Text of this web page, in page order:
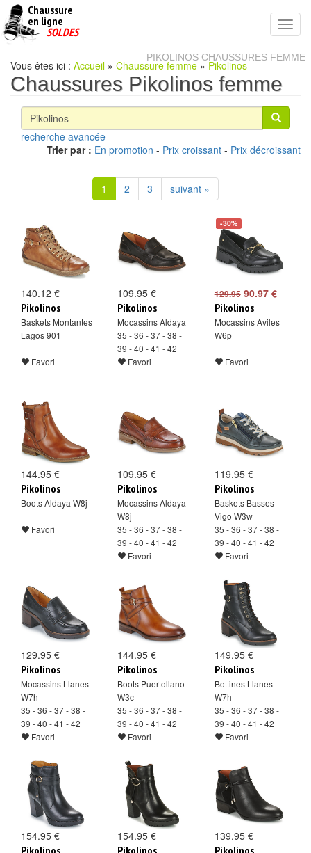
Chaussure
en ligne
pas
SOLDES
PIKOLINOS CHAUSSURES FEMME
Vous êtes ici : Accueil » Chaussure femme » Pikolinos
Chaussures Pikolinos femme
recherche avancée
Trier par : En promotion - Prix croissant - Prix décroissant
1 2 3 suivant »
140.12 €
Pikolinos
Baskets Montantes
Lagos 901
Favori
109.95 €
Pikolinos
Mocassins Aldaya
35 - 36 - 37 - 38 -
39 - 40 - 41 - 42
Favori
-30%
129.9590.97 €
Pikolinos
Mocassins Aviles
W6p
Favori
144.95 €
Pikolinos
Boots Aldaya W8j
Favori
109.95 €
Pikolinos
Mocassins Aldaya
W8j
35 - 36 - 37 - 38 -
39 - 40 - 41 - 42
Favori
119.95 €
Pikolinos
Baskets Basses
Vigo W3w
35 - 36 - 37 - 38 -
39 - 40 - 41 - 42
Favori
129.95 €
Pikolinos
Mocassins Llanes
W7h
35 - 36 - 37 - 38 -
39 - 40 - 41 - 42
Favori
144.95 €
Pikolinos
Boots Puertollano
W3c
35 - 36 - 37 - 38 -
39 - 40 - 41 - 42
Favori
149.95 €
Pikolinos
Bottines Llanes
W7h
35 - 36 - 37 - 38 -
39 - 40 - 41 - 42
Favori
154.95 €
Pikolinos
154.95 €
Pikolinos
139.95 €
Pikolinos